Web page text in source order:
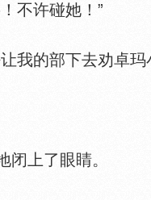
不许碰她！”
我的部下去劝卓玛
上了眼睛。